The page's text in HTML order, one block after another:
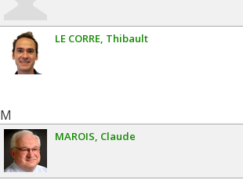
LE CORRE Thibault
M
MAROIS Claude